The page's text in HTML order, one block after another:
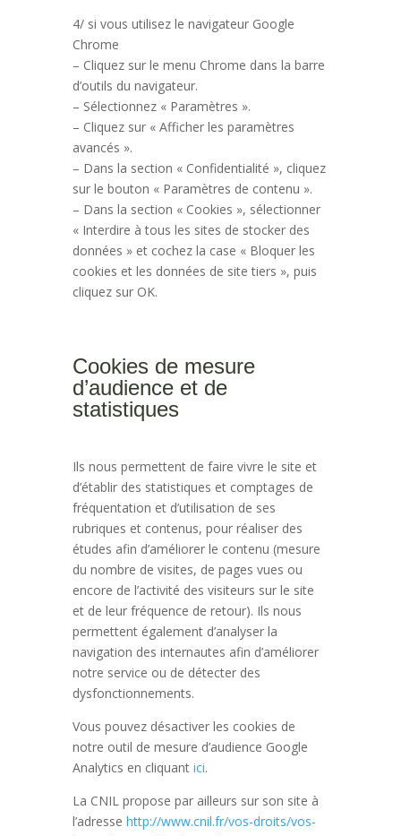
4/ si vous utilisez le navigateur Google
Chrome
– Cliquez sur le menu Chrome dans la barre
d’outils du navigateur.
– Sélectionnez « Paramètres ».
– Cliquez sur « Afficher les paramètres
avancés ».
– Dans la section « Confidentialité », cliquez
sur le bouton « Paramètres de contenu ».
– Dans la section « Cookies », sélectionner
« Interdire à tous les sites de stocker des
données » et cochez la case « Bloquer les
cookies et les données de site tiers », puis
cliquez sur OK.
Cookies de mesure
d’audience et de
statistiques
Ils nous permettent de faire vivre le site et
d’établir des statistiques et comptages de
fréquentation et d’utilisation de ses
rubriques et contenus, pour réaliser des
études afin d’améliorer le contenu (mesure
du nombre de visites, de pages vues ou
encore de l’activité des visiteurs sur le site
et de leur fréquence de retour). Ils nous
permettent également d’analyser la
navigation des internautes afin d’améliorer
notre service ou de détecter des
dysfonctionnements.
Vous pouvez désactiver les cookies de
notre outil de mesure d’audience Google
Analytics en cliquant ici.
La CNIL propose par ailleurs sur son site à
l’adresse http://www.cnil.fr/vos-droits/vos-